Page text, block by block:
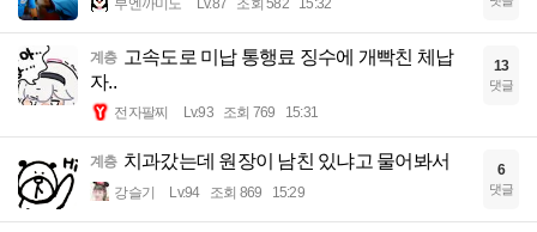
부엔까미노 Lv.87 조회 582 15:32
계층 고속도로 미납 통행료 징수에 개빡친 체납
자..
전자팔찌 Lv.93 조회 769 15:31
13
댓글
계층 치과갔는데 원장이 남친 있냐고 물어봐서
강슬기 Lv.94 조회 869 15:29
6
댓글